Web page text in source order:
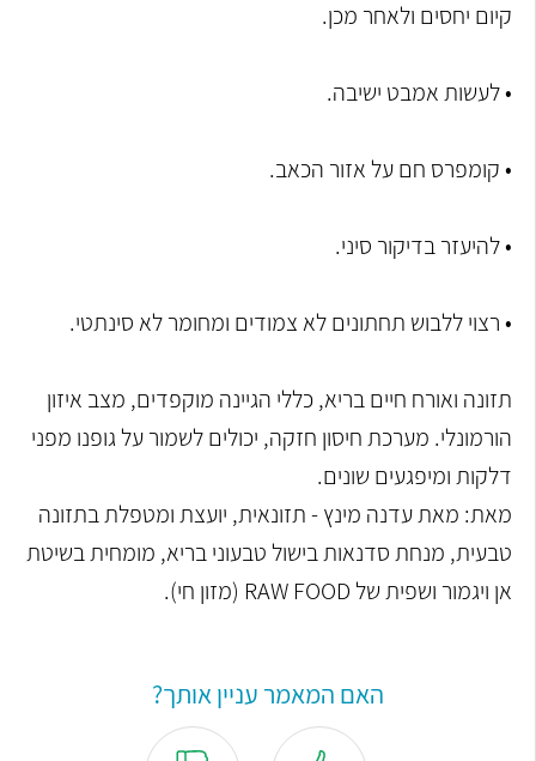
קיום יחסים ולאחר מכן.
• לעשות אמבט ישיבה.
• קומפרס חם על אזור הכאב.
• להיעזר בדיקור סיני.
• רצוי ללבוש תחתונים לא צמודים ומחומר לא סינתטי.
תזונה ואורח חיים בריא, כללי הגיינה מוקפדים, מצב איזון
הורמונלי. מערכת חיסון חזקה, יכולים לשמור על גופנו מפני
דלקות ומיפגעים שונים.
מאת: מאת עדנה מינץ - תזונאית, יועצת ומטפלת בתזונה
טבעית, מנחת סדנאות בישול טבעוני בריא, מומחית בשיטת
אן ויגמור ושפית של RAW FOOD (מזון חי).
האם המאמר עניין אותך?